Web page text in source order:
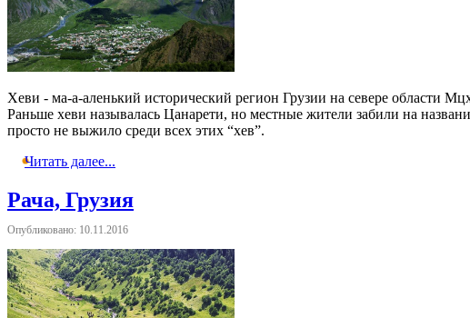
Хеви - ма-а-аленький исторический регион Грузии на севере области
Раньше хеви называлась Цанарети, но местные жители забили на
просто не выжило среди всех этих “хев”.
Читать далее...
Рача, Грузия
Опубликовано: 10.11.2016